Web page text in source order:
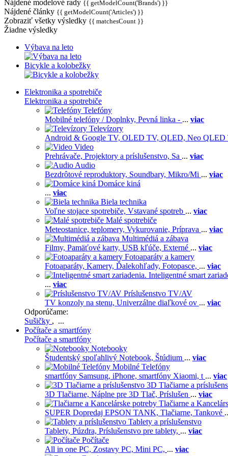
Nájdené modelové rady {{ getModelCount('Brands') }}
Nájdené články {{ getModelCount('Articles') }}
Zobraziť všetky výsledky {{ matchesCount }}
Žiadne výsledky
Výbava na leto
Bicykle a kolobežky
Elektronika a spotrebiče
Elektronika a spotrebiče
Telefóny
Mobilné telefóny / Doplnky, Pevná linka - ... viac
Televízory
Android & Google TV, OLED TV, QLED, Neo QLED
Video
Prehrávače, Projektory a príslušenstvo, Sa ... viac
Audio
Bezdrôtové reproduktory, Soundbary, Mikro/Mi ... viac
Domáce kiná
... viac
Biela technika
Voľne stojace spotrebiče, Vstavané spotreb ... viac
Malé spotrebiče
Meteostanice, teplomery, Vykurovanie, Príprava ... viac
Multimédiá a zábava
Filmy, Pamäťové karty, USB kľúče, Externé ... viac
Fotoaparáty a kamery
Fotoaparáty, Kamery, Ďalekohľady, Fotopasce, ... viac
Inteligentné smart
... viac
Príslušenstvo TV/AV
TV konzoly na stenu, Univerzálne diaľkové ov ... viac
Odporúčame:
Sušičky , ...
Počítače a smartfóny
Počítače a smartfóny
Notebooky
Študentský spoľahlivý Notebook, Štúdium ... viac
Mobilné Telefóny
smartfóny Samsung, iPhone, smartfóny Xiaomi, t ... viac
3D Tlačiarne a
3D Tlačiarne, Náplne pre 3D Tlač, Príslušen ... viac
Tlačiarne a
SUPER Dopredaj EPSON TANK, Tlačiarne, Tankové
Tablety a príslušenstvo
Tablety, Púzdra, Príslušenstvo pre tablety, ... viac
Počítače
All in one PC, Zostavy PC, Mini PC, ... viac